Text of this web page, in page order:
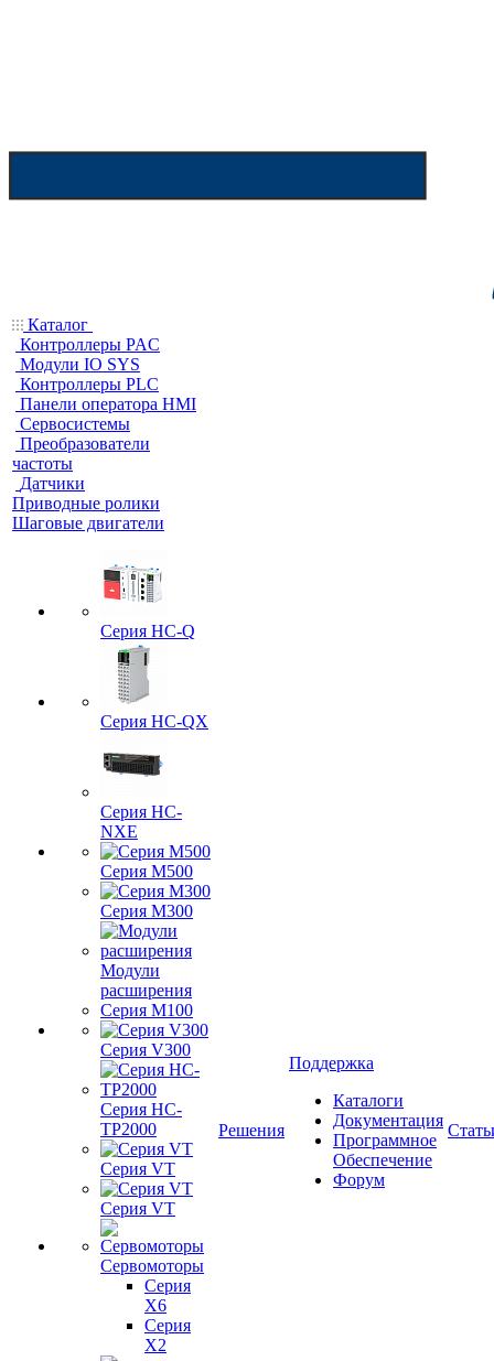
Каталог
Контроллеры PAC
Модули IO SYS
Контроллеры PLC
Панели оператора HMI
Сервосистемы
Преобразователи
частоты
Датчики
Приводные ролики
Шаговые двигатели
Серия HC-Q
Серия HC-QX
Серия HC-
NXE
Серия M500
Серия M300
Модули
расширения
Серия M100
Серия V300
Серия HC-
TP2000
Серия VT
Серия VT
Сервомоторы
Серия
X6
Серия
X2
Решения
Поддержка
Каталоги
Документация
Программное
Обеспечение
Форум